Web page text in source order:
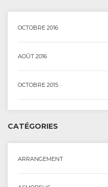
OCTOBRE 2016
AOÛT 2016
OCTOBRE 2015
CATÉGORIES
ARRANGEMENT